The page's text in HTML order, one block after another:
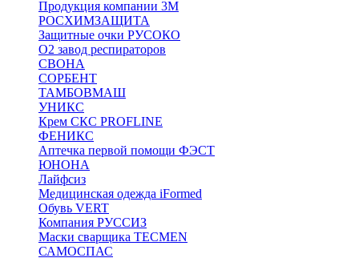
Продукция компании 3M
РОСХИМЗАЩИТА
Защитные очки РУСОКО
О2 завод респираторов
СВОНА
СОРБЕНТ
ТАМБОВМАШ
УНИКС
Крем СКС PROFLINE
ФЕНИКС
Аптечка первой помощи ФЭСТ
ЮНОНА
Лайфсиз
Медицинская одежда iFormed
Обувь VERT
Компания РУССИЗ
Маски сварщика TECMEN
САМОСПАС